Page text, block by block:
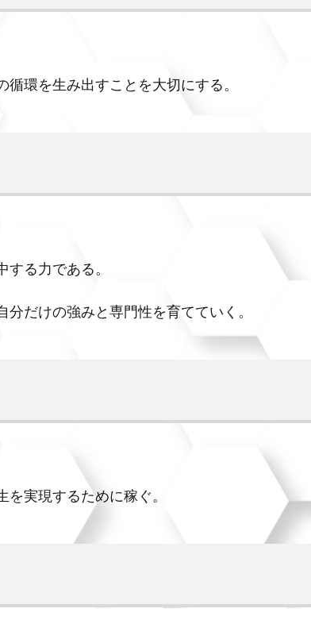
環を生み出すことを大切にする。
る力である。
だけの強みと専門性を育てていく。
実現するために稼ぐ。